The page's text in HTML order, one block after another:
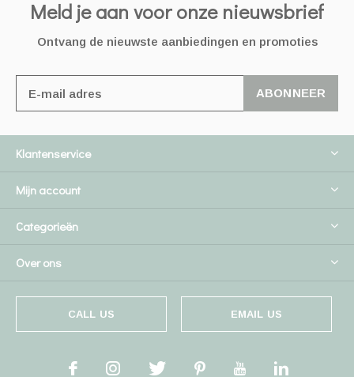
Meld je aan voor onze nieuwsbrief
Ontvang de nieuwste aanbiedingen en promoties
ABONNEER
Klantenservice
Mijn account
Categorieën
Over ons
CALL US EMAIL US